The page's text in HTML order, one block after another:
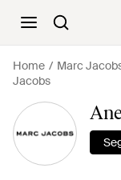
Home Marc
Jacobs